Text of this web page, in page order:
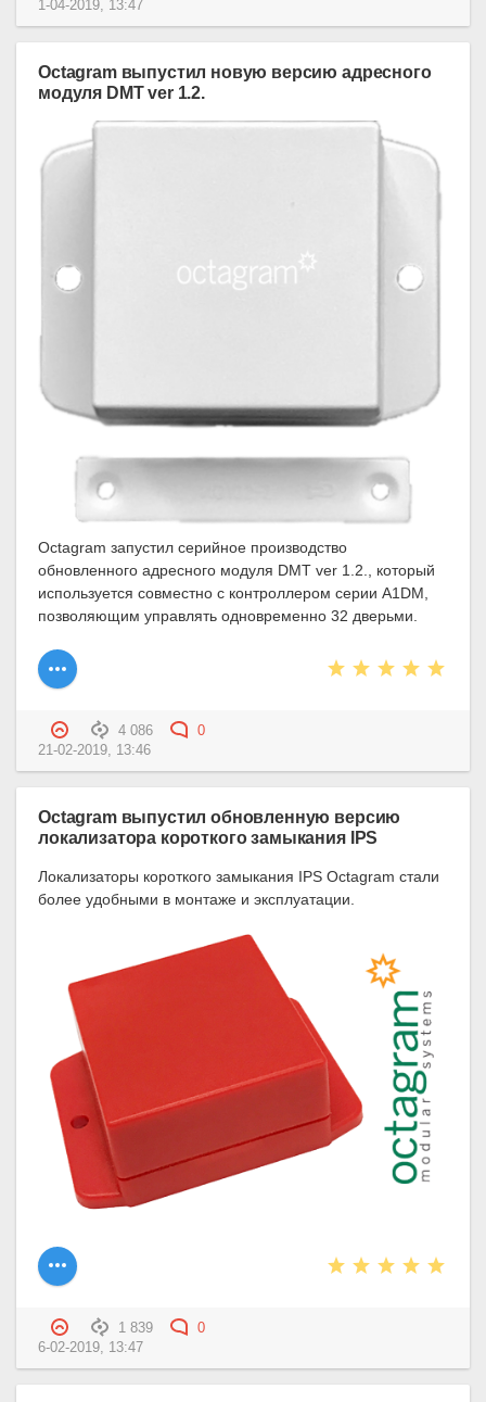
1-04-2019, 13:47
Octagram выпустил новую версию адресного
модуля DMT ver 1.2.
Octagram запустил серийное производство
обновленного адресного модуля DMТ ver 1.2., который
используется совместно с контроллером серии A1DM,
позволяющим управлять одновременно 32 дверьми.
4 086
0
21-02-2019, 13:46
Octagram выпустил обновленную версию
локализатора короткого замыкания IPS
Локализаторы короткого замыкания IPS Octagram стали
более удобными в монтаже и эксплуатации.
1 839
0
6-02-2019, 13:47